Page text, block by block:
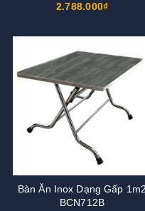
2.788.000₫
Bàn Ăn Inox Dạng Gấp 1m2
BCN712B